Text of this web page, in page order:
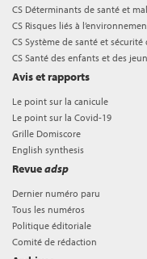
CS Déterminants de santé et
CS Risques liés à
CS Système de santé et
CS Santé des enfants et des
Avis et rapports
Le point sur la canicule
Le point sur la Covid-19
Grille Domiscore
English synthesis
Revueadsp
Dernier numéro paru
Tous les numéros
Politique éditoriale
Comité de rédaction